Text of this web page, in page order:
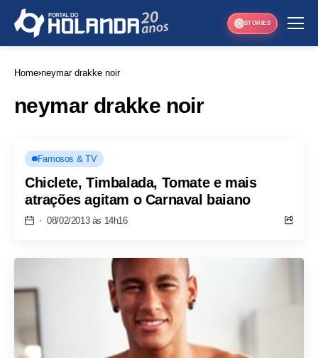
STORIES
Home neymar drakke noir
neymar drakke noir
Famosos & TV
Chiclete, Timbalada, Tomate e mais
atrações agitam o Carnaval baiano
08/02/2013 às 14h16